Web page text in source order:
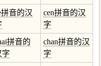
拼音的汉
cen拼音的汉
字
拼音的
字
chan拼音的汉
字